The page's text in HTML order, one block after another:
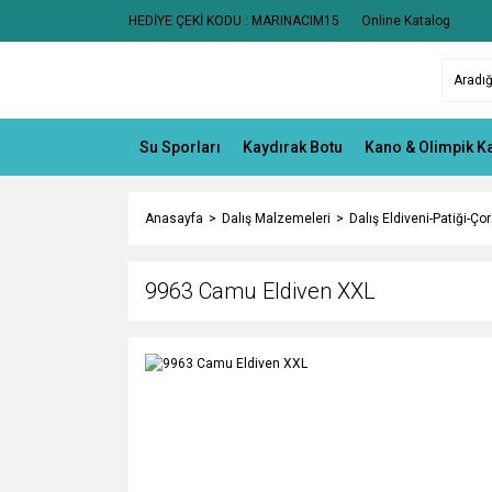
HEDİYE ÇEKİ KODU : MARINACIM15 Online Katalog
Su Sporları Kaydırak Botu Kano & Olimpik
Anasayfa Dalış Malzemeleri Dalış Eldiveni-Patiği-
9963 Camu Eldiven XXL